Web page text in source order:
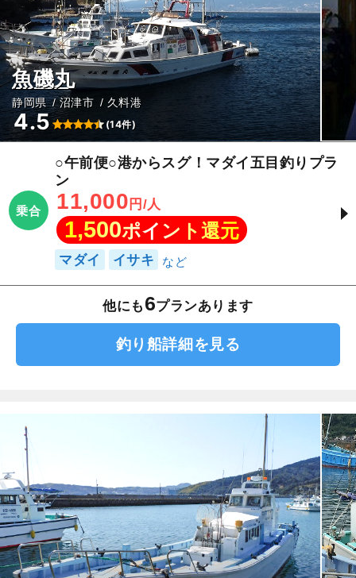
魚磯丸
静岡県 沼津市 久料港
4.5 (14件)
乗合
○午前便○港からスグ！マダイ五目釣りプラ
ン
11,000 円/人
1,500ポイント還元
マダイ イサキ
他にも 6プランあります
釣り船詳細を見る